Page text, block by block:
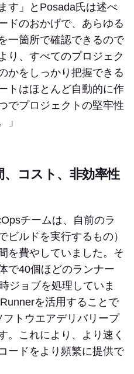
す」とPosada氏は述べ
ドのおかげで、あらゆる
一箇所で確認できるので
り、すべてのプロジェク
かをしっかり把握できる
トはほとんど自動的に作
でプロジェクトの堅牢性
」
コスト、非効率性
チームは、自前のラ
ビルドを実行するもの）
を費やしていました。そ
で40個ほどのランナー
ジョブを処理していま
を活用することで
トウエアデリバリープ
。これにより、より速く
ードをより頻繁に提供で